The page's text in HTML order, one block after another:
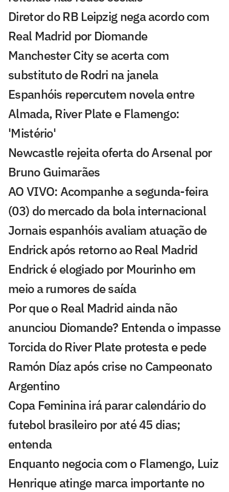
Diretor do RB Leipzig nega acordo com
Real Madrid por Diomande
Manchester City se acerta com
substituto de Rodri na janela
Espanhóis repercutem novela entre
Almada, River Plate e Flamengo:
'Mistério'
Newcastle rejeita oferta do Arsenal por
Bruno Guimarães
AO VIVO: Acompanhe a segunda-feira
(03) do mercado da bola internacional
Jornais espanhóis avaliam atuação de
Endrick após retorno ao Real Madrid
Endrick é elogiado por Mourinho em
meio a rumores de saída
Por que o Real Madrid ainda não
anunciou Diomande? Entenda o impasse
Torcida do River Plate protesta e pede
Ramón Díaz após crise no Campeonato
Argentino
Copa Feminina irá parar calendário do
futebol brasileiro por até 45 dias;
entenda
Enquanto negocia com o Flamengo, Luiz
Henrique atinge marca importante no